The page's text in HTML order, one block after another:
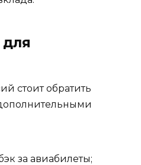
стоит обратить
за авиабилеты;